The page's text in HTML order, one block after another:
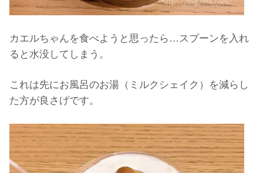
カエルちゃんを食べようと思ったら…スプーンを入れ
ると水没してしまう。
これは先にお風呂のお湯（ミルクシェイク）を減らし
た方が良さげです。